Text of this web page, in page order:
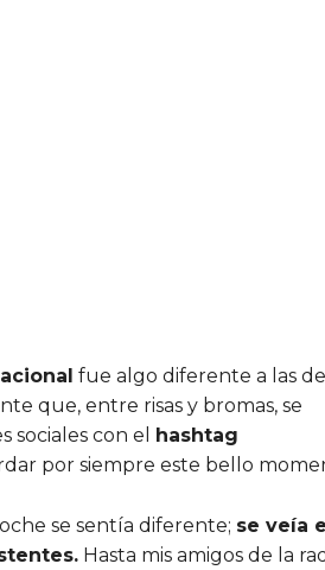
fue algo diferente a las
que, entre risas y bromas, se
sociales con el hashtag
por siempre este bello
se sentía diferente; se veía
Hasta mis amigos de la